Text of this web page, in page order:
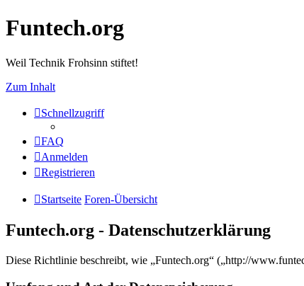
Funtech.org
Weil Technik Frohsinn stiftet!
Zum Inhalt
Schnellzugriff
FAQ
Anmelden
Registrieren
Startseite Foren-Übersicht
Funtech.org - Datenschutzerklärung
Diese Richtlinie beschreibt, wie „Funtech.org“ („http://